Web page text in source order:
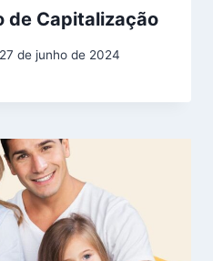
de Capitalização
27 de junho de 2024